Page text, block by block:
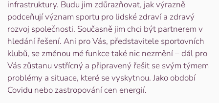
infrastruktury. Budu jim zdůrazňovat, jak výrazně
podceňují význam sportu pro lidské zdraví a zdravý
rozvoj společnosti. Současně jim chci být partnerem v
hledání řešení. Ani pro Vás, představitele sportovních
klubů, se změnou mé funkce také nic nezmění – dál pro
Vás zůstanu vstřícný a připravený řešit se svým týmem
problémy a situace, které se vyskytnou. Jako období
Covidu nebo zastropování cen energií.